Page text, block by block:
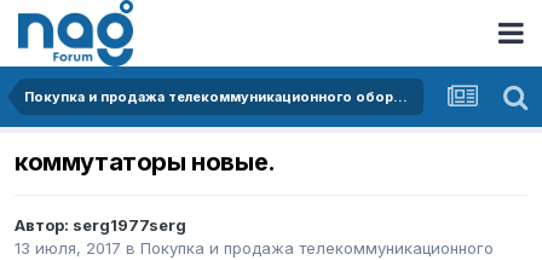
Покупка и продажа телекоммуникационного оборудования
коммутаторы новые.
Автор: serg1977serg
13 июля, 2017 в Покупка и продажа телекоммуникационного